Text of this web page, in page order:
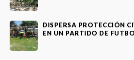
DISPERSA PROTECCIÓN
EN UN PARTIDO DE